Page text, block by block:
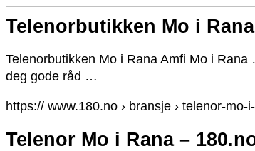
Telenorbutikken Mo i
Telenorbutikken Mo i Rana Amfi Mo i
deg gode råd …
https:// www.180.no › bransje › telenor-mo-
Telenor Mo i Rana –